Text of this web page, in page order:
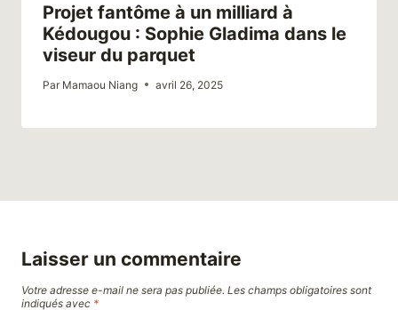
Projet fantôme à un milliard à
Kédougou : Sophie Gladima dans le
viseur du parquet
Par Mamaou Niang avril 26, 2025
Laisser un commentaire
Votre adresse e-mail ne sera pas publiée. Les champs obligatoires sont
indiqués avec *